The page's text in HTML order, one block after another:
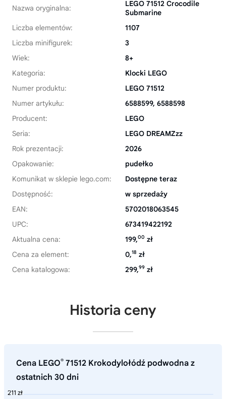
Nazwa oryginalna:
LEGO 71512 Crocodile
Submarine
Liczba elementów:
1107
Liczba minifigurek:
3
Wiek:
8+
Kategoria:
Klocki LEGO
Numer produktu:
LEGO 71512
Numer artykułu:
6588599, 6588598
Producent:
LEGO
Seria:
LEGO DREAMZzz
Rok prezentacji:
2026
Opakowanie:
pudełko
Komunikat w sklepie lego.com:
Dostępne teraz
Dostępność:
w sprzedaży
EAN:
5702018063545
UPC:
673419422192
Aktualna cena:
199,00 zł
Cena za element:
0,18 zł
Cena katalogowa:
299,99 zł
Historia ceny
Cena LEGO® 71512 Krokodylołódź podwodna z
ostatnich 30 dni
211 zł